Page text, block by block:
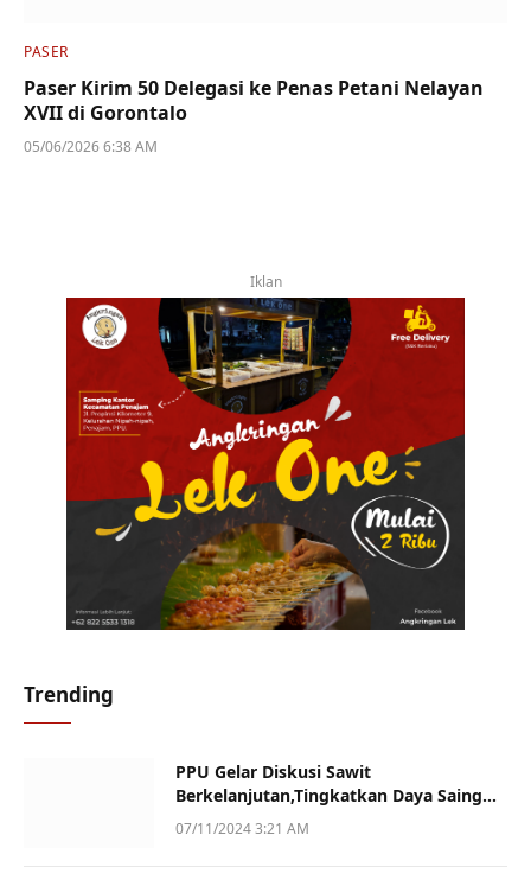
PASER
Paser Kirim 50 Delegasi ke Penas Petani Nelayan
XVII di Gorontalo
05/06/2026 6:38 AM
Iklan
Trending
PPU Gelar Diskusi Sawit
Berkelanjutan,Tingkatkan Daya Saing
dan Kualitas
07/11/2024 3:21 AM